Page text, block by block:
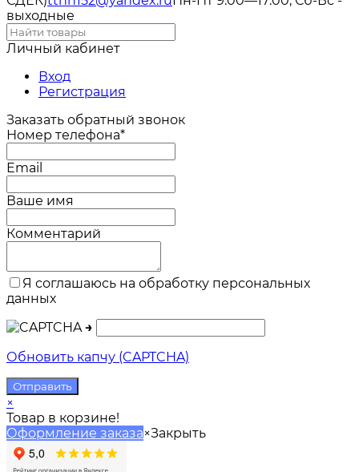
выходные
Личный кабинет
Вход
Регистрация
Заказать обратный звонок
Номер телефона*
Email
Ваше имя
Комментарий
Я соглашаюсь на обработку персональных
данных
→
Обновить капчу (CAPTCHA)
×
Товар в корзине!
Оформление заказа×Закрыть